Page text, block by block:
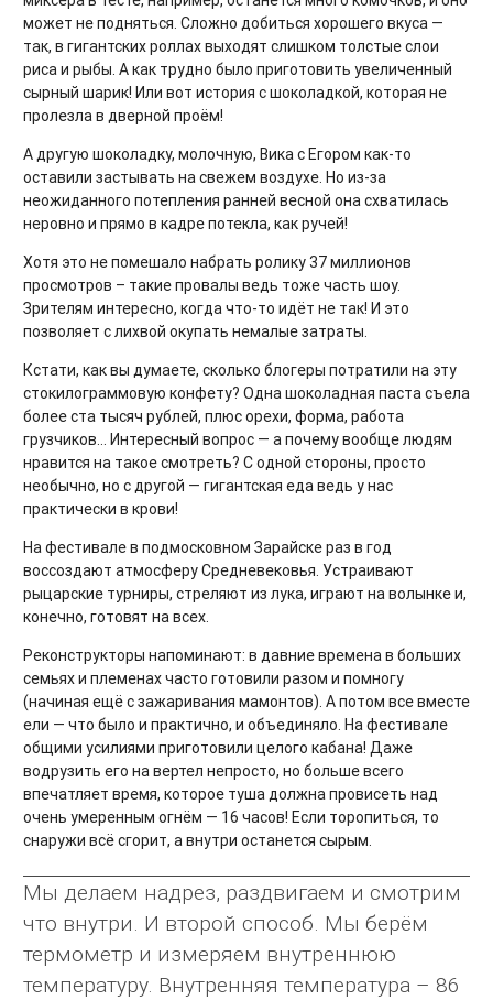
может не подняться. Сложно добиться хорошего вкуса —
так, в гигантских роллах выходят слишком толстые слои
риса и рыбы. А как трудно было приготовить увеличенный
сырный шарик! Или вот история с шоколадкой, которая не
пролезла в дверной проём!
А другую шоколадку, молочную, Вика с Егором как-то
оставили застывать на свежем воздухе. Но из-за
неожиданного потепления ранней весной она схватилась
неровно и прямо в кадре потекла, как ручей!
Хотя это не помешало набрать ролику 37 миллионов
просмотров – такие провалы ведь тоже часть шоу.
Зрителям интересно, когда что-то идёт не так! И это
позволяет с лихвой окупать немалые затраты.
Кстати, как вы думаете, сколько блогеры потратили на эту
стокилограммовую конфету? Одна шоколадная паста съела
более ста тысяч рублей, плюс орехи, форма, работа
грузчиков... Интересный вопрос — а почему вообще людям
нравится на такое смотреть? С одной стороны, просто
необычно, но с другой — гигантская еда ведь у нас
практически в крови!
На фестивале в подмосковном Зарайске раз в год
воссоздают атмосферу Средневековья. Устраивают
рыцарские турниры, стреляют из лука, играют на волынке и,
конечно, готовят на всех.
Реконструкторы напоминают: в давние времена в больших
семьях и племенах часто готовили разом и помногу
(начиная ещё с зажаривания мамонтов). А потом все вместе
ели — что было и практично, и объединяло. На фестивале
общими усилиями приготовили целого кабана! Даже
водрузить его на вертел непросто, но больше всего
впечатляет время, которое туша должна провисеть над
очень умеренным огнём — 16 часов! Если торопиться, то
снаружи всё сгорит, а внутри останется сырым.
Мы делаем надрез, раздвигаем и смотрим
что внутри. И второй способ. Мы берём
термометр и измеряем внутреннюю
температуру. Внутренняя температура – 86